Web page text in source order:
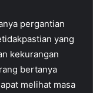
pergantian
yang
kekurangan
bertanya
melihat masa